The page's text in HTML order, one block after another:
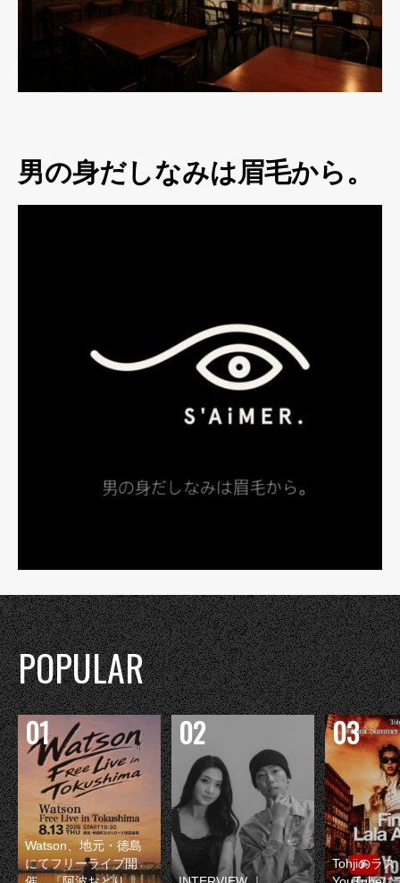
男の身だしなみは眉毛から。
POPULAR
Watson、地元・徳島
にてフリーライブ開
Tohjiのラス